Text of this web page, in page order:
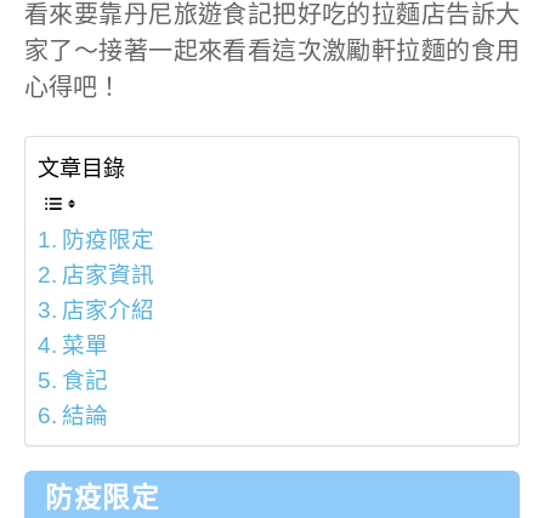
看來要靠丹尼旅遊食記把好吃的拉麵店告訴大
家了～接著一起來看看這次激勵軒拉麵的食用
心得吧！
文章目錄
防疫限定
店家資訊
店家介紹
菜單
食記
結論
防疫限定